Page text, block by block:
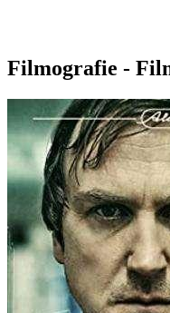
Filmografie -